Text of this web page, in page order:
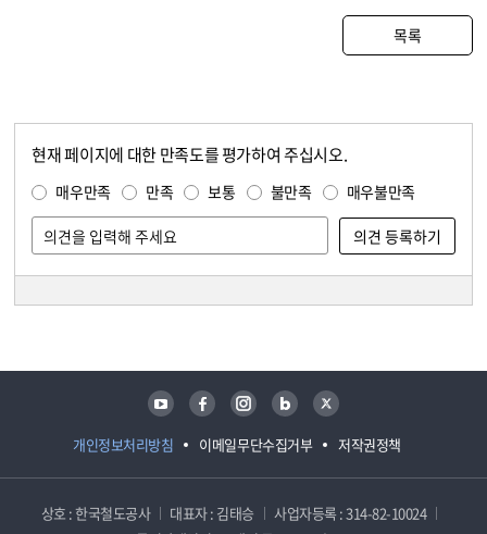
목록
현재 페이지에 대한 만족도를 평가하여 주십시오.
매우만족 만족 보통 불만족 매우불만족
개인정보처리방침 이메일무단수집거부 저작권정책
유튜브 페이스북 인스타그램 블로그 트위터
상호 : 한국철도공사 대표자 : 김태승
사업자등록 : 314-82-10024